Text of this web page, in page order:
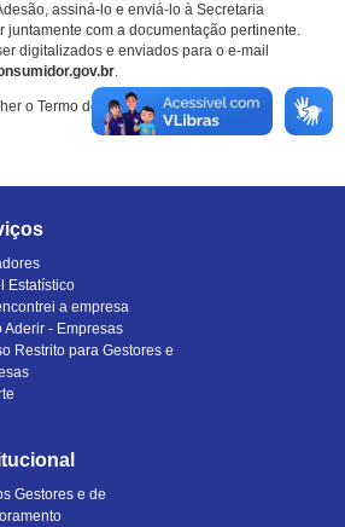
assiná-lo e enviá-lo à Secretaria
juntamente com a documentação pertinente.
digitalizados e enviados para o e-mail
.
o Termo de Adesão.
Estatístico
a empresa
Aderir - Empresas
Restrito para Gestores e
Gestores e de